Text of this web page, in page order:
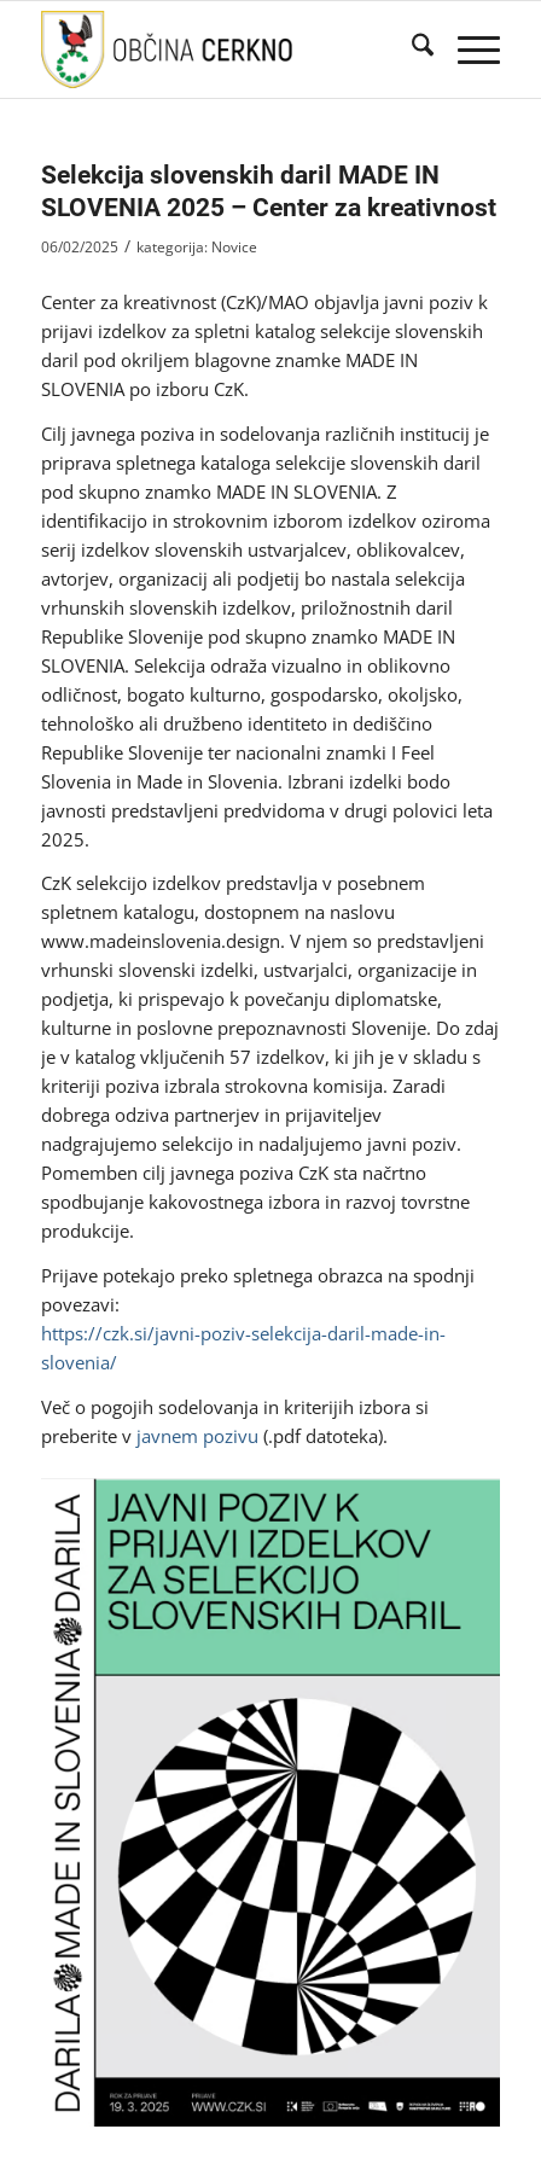
Selekcija slovenskih daril MADE IN
SLOVENIA 2025 – Center za kreativnost
06/02/2025 / kategorija: Novice
Center za kreativnost (CzK)/MAO objavlja javni poziv k
prijavi izdelkov za spletni katalog selekcije slovenskih
daril pod okriljem blagovne znamke MADE IN
SLOVENIA po izboru CzK.
Cilj javnega poziva in sodelovanja različnih institucij je
priprava spletnega kataloga selekcije slovenskih daril
pod skupno znamko MADE IN SLOVENIA. Z
identifikacijo in strokovnim izborom izdelkov oziroma
serij izdelkov slovenskih ustvarjalcev, oblikovalcev,
avtorjev, organizacij ali podjetij bo nastala selekcija
vrhunskih slovenskih izdelkov, priložnostnih daril
Republike Slovenije pod skupno znamko MADE IN
SLOVENIA. Selekcija odraža vizualno in oblikovno
odličnost, bogato kulturno, gospodarsko, okoljsko,
tehnološko ali družbeno identiteto in dediščino
Republike Slovenije ter nacionalni znamki I Feel
Slovenia in Made in Slovenia. Izbrani izdelki bodo
javnosti predstavljeni predvidoma v drugi polovici leta
2025.
CzK selekcijo izdelkov predstavlja v posebnem
spletnem katalogu, dostopnem na naslovu
www.madeinslovenia.design. V njem so predstavljeni
vrhunski slovenski izdelki, ustvarjalci, organizacije in
podjetja, ki prispevajo k povečanju diplomatske,
kulturne in poslovne prepoznavnosti Slovenije. Do zdaj
je v katalog vključenih 57 izdelkov, ki jih je v skladu s
kriteriji poziva izbrala strokovna komisija. Zaradi
dobrega odziva partnerjev in prijaviteljev
nadgrajujemo selekcijo in nadaljujemo javni poziv.
Pomemben cilj javnega poziva CzK sta načrtno
spodbujanje kakovostnega izbora in razvoj tovrstne
produkcije.
Prijave potekajo preko spletnega obrazca na spodnji
povezavi:
https://czk.si/javni-poziv-selekcija-daril-made-in-
slovenia/
Več o pogojih sodelovanja in kriterijih izbora si
preberite v javnem pozivu (.pdf datoteka).